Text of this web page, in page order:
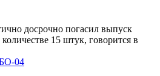
досрочно погасил выпуск
15 штук, говорится в
04